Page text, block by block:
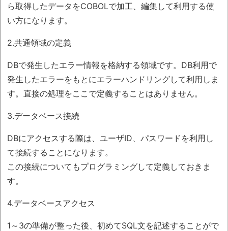
ら取得したデータをCOBOLで加工、編集して利用する使
い方になります。
2.共通領域の定義
DBで発生したエラー情報を格納する領域です。DB利用で
発生したエラーをもとにエラーハンドリングして利用しま
す。直接の処理をここで定義することはありません。
3.データベース接続
DBにアクセスする際は、ユーザID、パスワードを利用し
て接続することになります。
この接続についてもプログラミングして定義しておきま
す。
4.データベースアクセス
1～3の準備が整った後、初めてSQL文を記述することがで